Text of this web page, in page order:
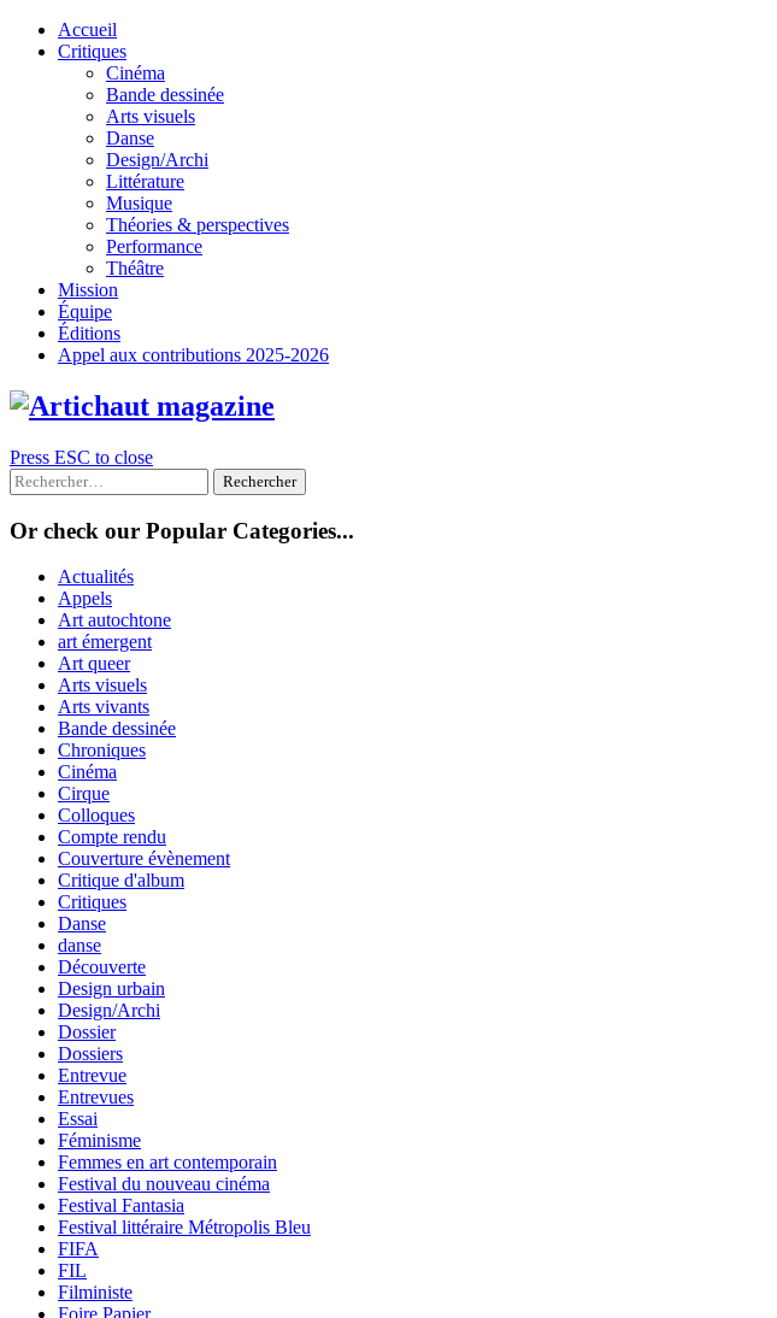
Skip
Accueil
Critiques
Cinéma
Bande dessinée
Arts visuels
Danse
Design/Archi
Littérature
Musique
Théories & perspectives
Performance
Théâtre
Mission
Équipe
Éditions
Appel aux contributions 2025-2026
Press ESC to close
Rechercher :
Or check our Popular Categories...
Actualités
Appels
Art autochtone
art émergent
Art queer
Arts visuels
Arts vivants
Bande dessinée
Chroniques
Cinéma
Cirque
Colloques
Compte rendu
Couverture évènement
Critique d'album
Critiques
Danse
danse
Découverte
Design urbain
Design/Archi
Dossier
Dossiers
Entrevue
Entrevues
Essai
Féminisme
Femmes en art contemporain
Festival du nouveau cinéma
Festival Fantasia
Festival littéraire Métropolis Bleu
FIFA
FIL
Filministe